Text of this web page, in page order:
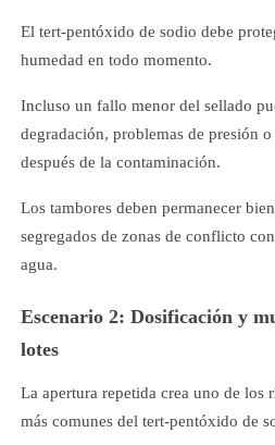
El tert-pentóxido de sodio debe
humedad en todo momento.
Incluso un fallo menor del sellado
degradación, problemas de presión
después de la contaminación.
Los tambores deben permanecer
segregados de zonas de conflicto
agua.
Escenario 2: Dosificación y
lotes
La apertura repetida crea uno de los
más comunes del tert-pentóxido de